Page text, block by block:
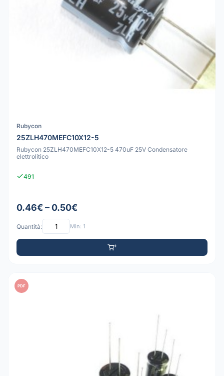
Rubycon
25ZLH470MEFC10X12-5
Rubycon 25ZLH470MEFC10X12-5 470uF 25V Condensatore
elettrolitico
491
0.46€ – 0.50€
Quantità: Min: 1
PDF